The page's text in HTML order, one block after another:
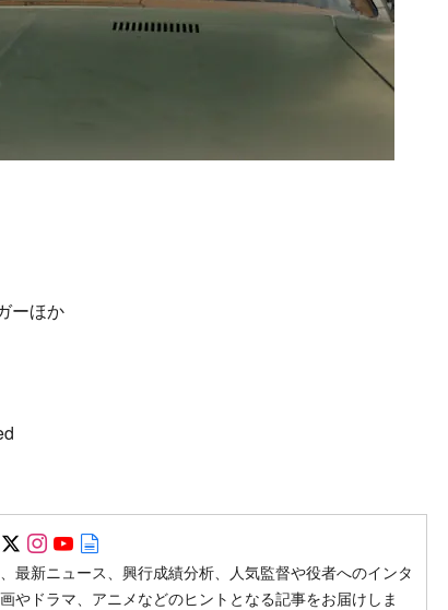
ーほか
Follow on SNS
Follow on SNS
Follow on SNS
最新ニュース、興行成績分析、人気監督や役者へのインタ
やドラマ、アニメなどのヒントとなる記事をお届けしま